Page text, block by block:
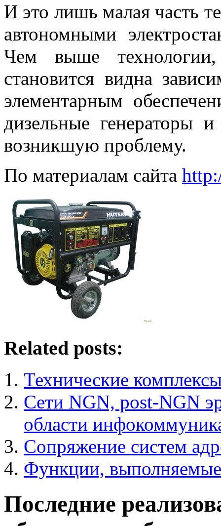
И это лишь малая часть
автономными
Чем выше
становится видна
элементарным
дизельные генераторы
возникшую проблему.
По материалам сайта
Related posts:
Технические
Сети NGN, post-NGN
области
Сопряжение систем
Функции, выполняемые
Последние